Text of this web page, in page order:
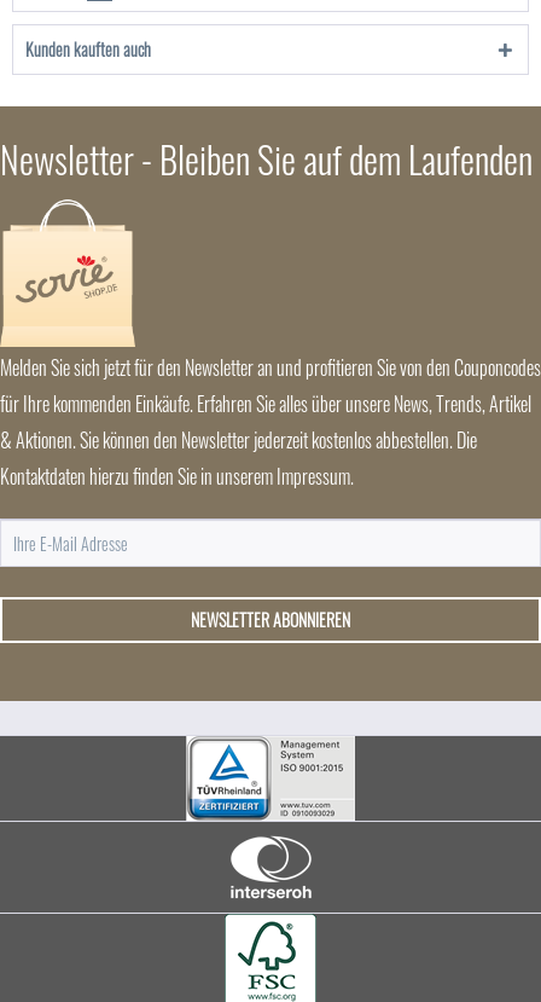
Kunden kauften auch
Newsletter - Bleiben Sie auf dem Laufenden
Melden Sie sich jetzt für den Newsletter an und profitieren Sie von den Couponcodes
für Ihre kommenden Einkäufe. Erfahren Sie alles über unsere News, Trends, Artikel
& Aktionen. Sie können den Newsletter jederzeit kostenlos abbestellen. Die
Kontaktdaten hierzu finden Sie in unserem Impressum.
NEWSLETTER ABONNIEREN